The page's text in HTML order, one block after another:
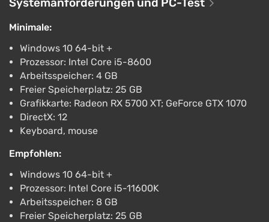
BrokenLore: FOLLOW
€14.99
Steam 2.9
KEY BrokenLore FOLLOW XBOX, Handheld,
PC(no steam) code
€16.42
ggsel 4.2457 Bewertungen
BrokenLore: FOLLOW (PS5)
€16.99
PlayStation 5
PS Store 1.6
Minimale:
Windows 10 64-bit +
Prozessor: Intel Core i5-8600
Arbeitsspeicher: 4 GB
Freier Speicherplatz: 25 GB
Grafikkarte: Radeon RX 5700 XT; GeForce GTX 1070
DirectX: 12
Keyboard, mouse
Empfohlen:
Windows 10 64-bit +
Prozessor: Intel Core i5-11600K
Arbeitsspeicher: 8 GB
Freier Speicherplatz: 25 GB